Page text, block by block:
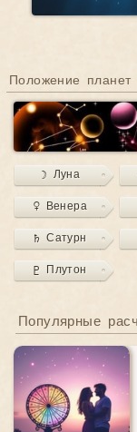
Положение планет
☽ Луна
♀ Венера
♄ Сатурн
♇ Плутон
Популярные